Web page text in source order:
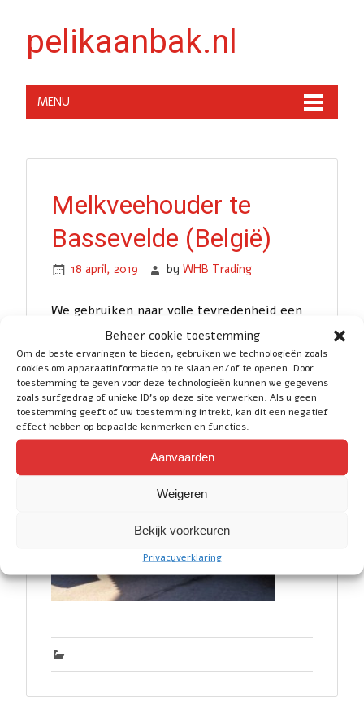
Beheer cookie toestemming
Om de beste ervaringen te bieden, gebruiken we technologieën zoals
cookies om apparaatinformatie op te slaan en/of te openen. Door
toestemming te geven voor deze technologieën kunnen we gegevens
zoals surfgedrag of unieke ID's op deze site verwerken. Als u geen
toestemming geeft of uw toestemming intrekt, kan dit een negatief
effect hebben op bepaalde kenmerken en functies.
Aanvaarden
Weigeren
Bekijk voorkeuren
Privacyverklaring
pelikaanbak.nl
MENU
Melkveehouder te
Bassevelde (België)
18 april, 2019 byWHB Trading
We gebruiken naar volle tevredenheid een
pelikaanbak van Pelikaanbak.nl op ons
melkveebedrijf. We hadden de pelikaanbak
snel nodig, omdat de oude het had begeven.
De pelikaanbak van Pelikaanbak.nl is binnen
2 dagen geleverd, top service!